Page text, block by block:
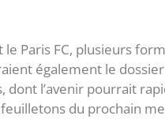
le Paris FC, plusieurs
également le
dont l’avenir pourrait
feuilletons du prochain